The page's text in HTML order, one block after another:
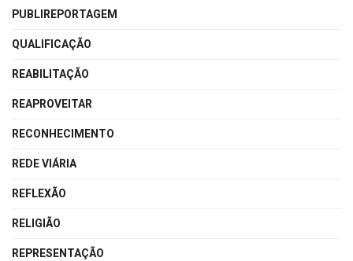
PUBLIREPORTAGEM
QUALIFICAÇÃO
REABILITAÇÃO
REAPROVEITAR
RECONHECIMENTO
REDE VIÁRIA
REFLEXÃO
RELIGIÃO
REPRESENTAÇÃO